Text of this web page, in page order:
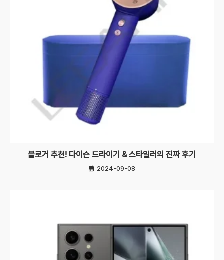
블로거 추천! 다이슨 드라이기 & 스타일러의 진짜 후기
2024-09-08